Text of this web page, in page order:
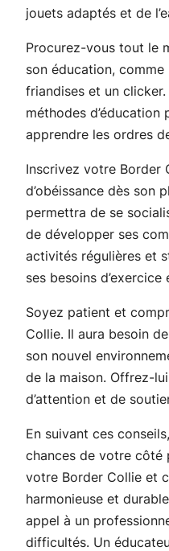
jouets adaptés et de
Procurez-vous tout le
son éducation, comme
friandises et un
méthodes
apprendre les ordres
Inscrivez votre Border
d’obéissance dès son
permettra de se
de développer ses
activités régulières et
ses besoins
Soyez patient et
Collie. Il aura besoin
son nouvel
de la maison. Offrez-
d’attention et de
En suivant ces
chances de votre côté
votre Border Collie et
harmonieuse et
appel à un
difficultés. Un